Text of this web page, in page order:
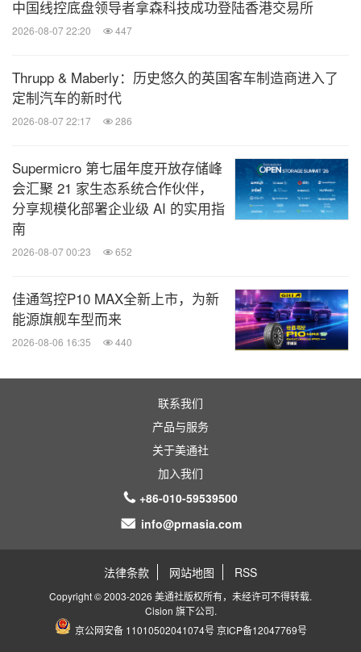
中国线控底盘领导者拿森科技成功登陆香港交易所
2026-08-07 22:20 447
Thrupp & Maberly：历史悠久的英国客车制造商进入了
定制汽车的新时代
2026-08-07 22:17 286
Supermicro 第七届年度开放存储峰
会汇聚 21 家生态系统合作伙伴，
分享规模化部署企业级 AI 的实用指
南
2026-08-07 00:23 652
佳通驾控P10 MAX全新上市，为新
能源旗舰车型而来
2026-08-06 16:35 440
联系我们
产品与服务
关于美通社
加入我们
+86-010-59539500
info@prnasia.com
法律条款 网站地图 RSS
Copyright © 2003-2026 美通社版权所有，未经许可不得转载.
Cision 旗下公司.
京公网安备 11010502041074号 京ICP备12047769号